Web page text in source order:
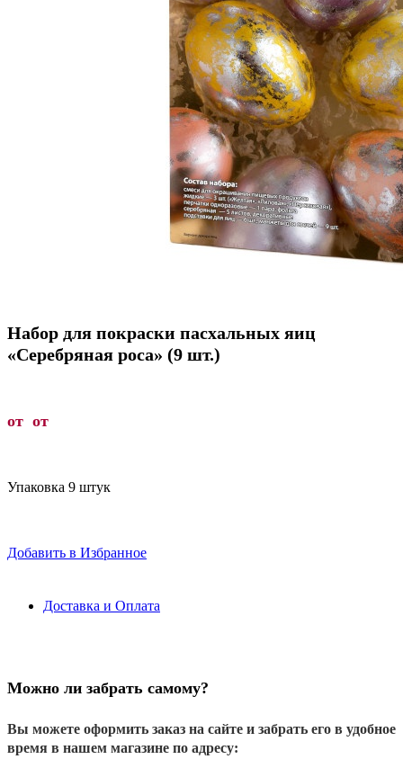
Набор для покраски пасхальных яиц
«Серебряная роса» (9 шт.)
от от
Упаковка 9 штук
Добавить в Избранное
Доставка и Оплата
Можно ли забрать самому?
Вы можете оформить заказ на сайте и забрать его в удобное
время в нашем магазине по адресу: